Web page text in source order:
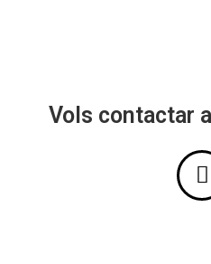
Vols contactar